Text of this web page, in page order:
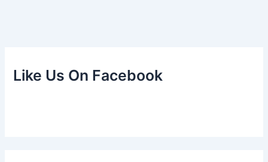
Like Us On Facebook